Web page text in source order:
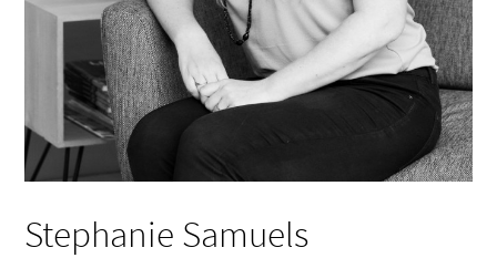
Stephanie Samuels